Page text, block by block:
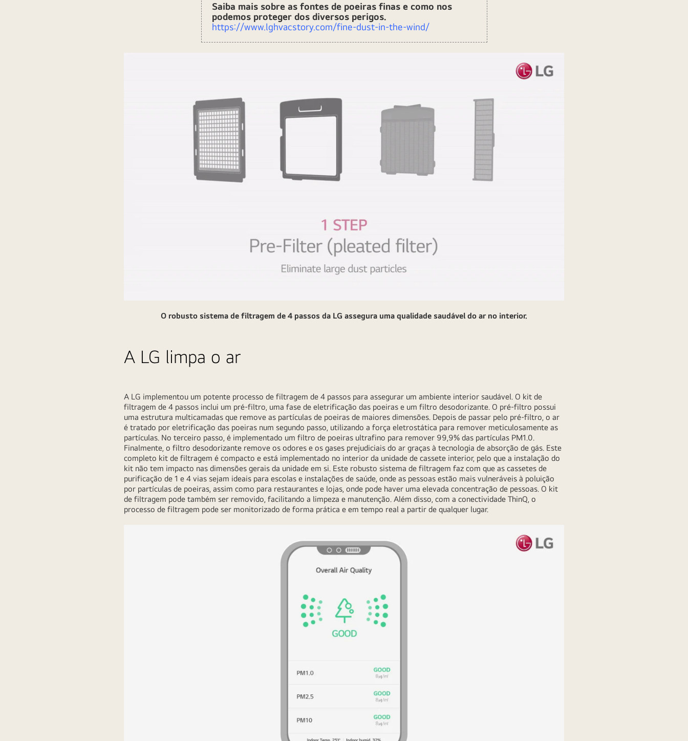
Saiba mais sobre as fontes de poeiras finas e como nos
podemos proteger dos diversos perigos.
https://www.lghvacstory.com/fine-dust-in-the-wind/
O robusto sistema de filtragem de 4 passos da LG assegura uma qualidade saudável do ar no interior.
A LG limpa o ar
A LG implementou um potente processo de filtragem de 4 passos para assegurar um ambiente interior saudável. O kit de
filtragem de 4 passos inclui um pré-filtro, uma fase de eletrificação das poeiras e um filtro desodorizante. O pré-filtro possui
uma estrutura multicamadas que remove as partículas de poeiras de maiores dimensões. Depois de passar pelo pré-filtro, o ar
é tratado por eletrificação das poeiras num segundo passo, utilizando a força eletrostática para remover meticulosamente as
partículas. No terceiro passo, é implementado um filtro de poeiras ultrafino para remover 99,9% das partículas PM1.0.
Finalmente, o filtro desodorizante remove os odores e os gases prejudiciais do ar graças à tecnologia de absorção de gás. Este
completo kit de filtragem é compacto e está implementado no interior da unidade de cassete interior, pelo que a instalação do
kit não tem impacto nas dimensões gerais da unidade em si. Este robusto sistema de filtragem faz com que as cassetes de
purificação de 1 e 4 vias sejam ideais para escolas e instalações de saúde, onde as pessoas estão mais vulneráveis à poluição
por partículas de poeiras, assim como para restaurantes e lojas, onde pode haver uma elevada concentração de pessoas. O kit
de filtragem pode também ser removido, facilitando a limpeza e manutenção. Além disso, com a conectividade ThinQ, o
processo de filtragem pode ser monitorizado de forma prática e em tempo real a partir de qualquer lugar.